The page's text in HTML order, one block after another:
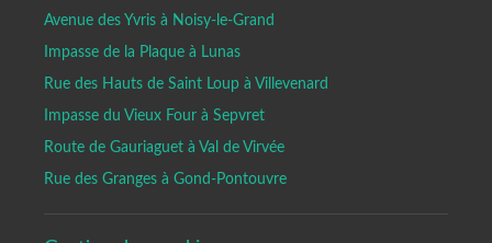
Avenue des Yvris à Noisy-le-Grand
Impasse de la Plaque à Lunas
Rue des Hauts de Saint Loup à Villevenard
Impasse du Vieux Four à Sepvret
Route de Gauriaguet à Val de Virvée
Rue des Granges à Gond-Pontouvre